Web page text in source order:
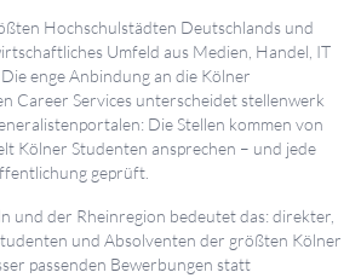
Hochschulstädten Deutschlands und
Umfeld aus Medien, Handel, IT
enge Anbindung an die Kölner
Career Services unterscheidet stellenwerk
Die Stellen kommen von
Kölner Studenten ansprechen – und jede
geprüft.
und der Rheinregion bedeutet das: direkter,
und Absolventen der größten Kölner
passenden Bewerbungen statt